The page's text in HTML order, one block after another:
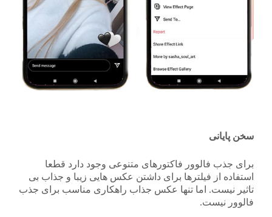
سخن پایانی
برای جذب فالوور فاکتورهای متنوعی وجود دارد قطعا
استفاده از فیلترها برای داشتن عکس هایی زیبا و جذاب بی
تاثیر نیست. اما تنها عکس جذاب راهکاری مناسب برای جذب
فالوور نیست.